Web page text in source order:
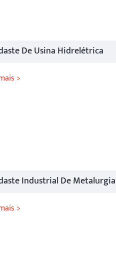
De Usina Hidrelétrica
>
Industrial De Metalurgia
>